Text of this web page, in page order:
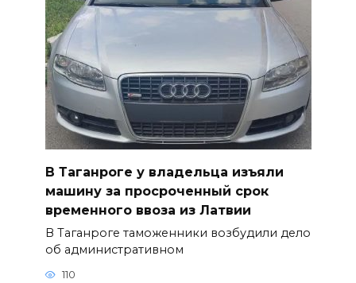
В Таганроге у владельца изъяли
машину за просроченный срок
временного ввоза из Латвии
В Таганроге таможенники возбудили дело
об административном
110